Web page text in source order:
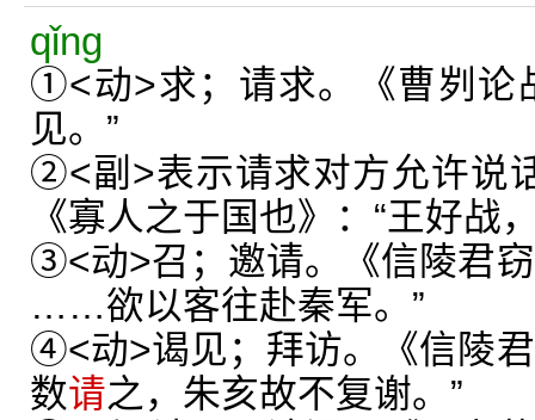
qǐng
①<动>求；请求。《曹刿论
见。”
②<副>表示请求对方允许说
《寡人之于国也》：“王好战
③<动>召；邀请。《信陵君
……欲以客往赴秦军。”
④<动>谒见；拜访。《信陵
数请之，朱亥故不复谢。”